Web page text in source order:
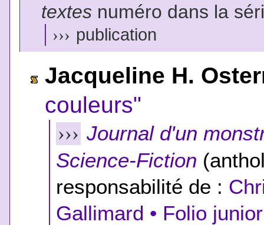
textesnuméro dans la
››› publication
Jacqueline H.
couleurs"
››› Journal d'un
Science-Fiction
responsabilité de :
Gallimard • Folio